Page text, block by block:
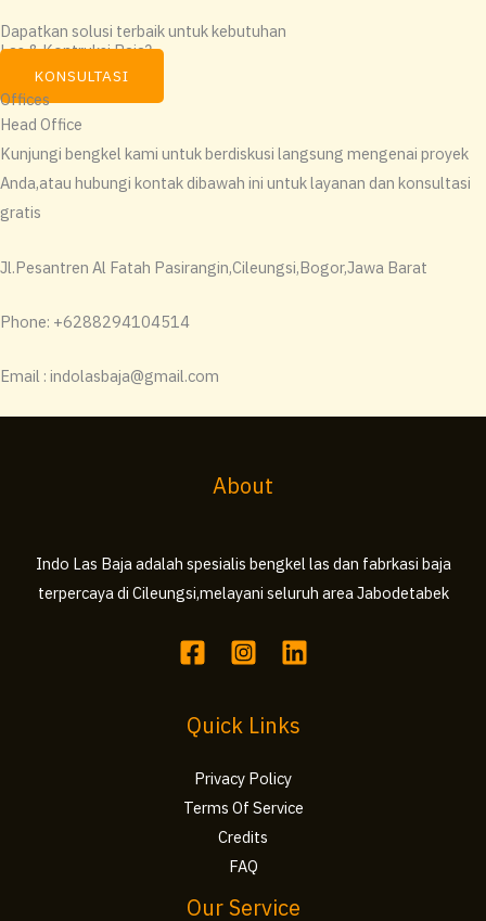
Dapatkan solusi terbaik untuk kebutuhan
Las & Kontruksi Baja?
KONSULTASI
Offices
Head Office
Kunjungi bengkel kami untuk berdiskusi langsung mengenai proyek
Anda,atau hubungi kontak dibawah ini untuk layanan dan konsultasi
gratis
Jl.Pesantren Al Fatah Pasirangin,Cileungsi,Bogor,Jawa Barat
Phone: +6288294104514
Email : indolasbaja@gmail.com
About
Indo Las Baja adalah spesialis bengkel las dan fabrkasi baja
terpercaya di Cileungsi,melayani seluruh area Jabodetabek
Quick Links
Privacy Policy
Terms Of Service
Credits
FAQ
Our Service